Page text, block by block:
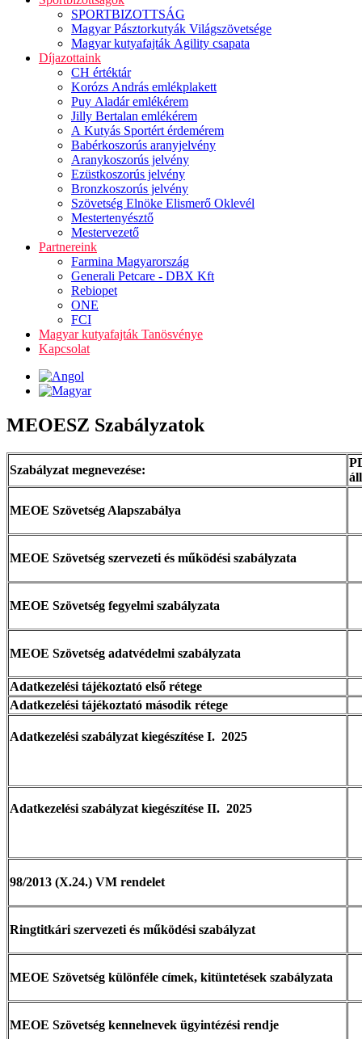
SPORTBIZOTTSÁG
Magyar Pásztorkutyák Világszövetsége
Magyar kutyafajták Agility csapata
Díjazottaink
CH értéktár
Korózs András emlékplakett
Puy Aladár emlékérem
Jilly Bertalan emlékérem
A Kutyás Sportért érdemérem
Babérkoszorús aranyjelvény
Aranykoszorús jelvény
Ezüstkoszorús jelvény
Bronzkoszorús jelvény
Szövetség Elnöke Elismerő Oklevél
Mestertenyésztő
Mestervezető
Partnereink
Farmina Magyarország
Generali Petcare - DBX Kft
Rebiopet
ONE
FCI
Magyar kutyafajták Tanösvénye
Kapcsolat
MEOESZ Szabályzatok
Szabályzat megnevezése:
MEOE Szövetség Alapszabálya
MEOE Szövetség szervezeti és működési szabályzata
MEOE Szövetség fegyelmi szabályzata
MEOE Szövetség adatvédelmi szabályzata
Adatkezelési tájékoztató első rétege
Adatkezelési tájékoztató második rétege
Adatkezelési szabályzat kiegészítése I. 2025
Adatkezelési szabályzat kiegészítése II. 2025
98/2013 (X.24.) VM rendelet
Ringtitkári szervezeti és működési szabályzat
MEOE Szövetség különféle címek, kitüntetések szabályzata
MEOE Szövetség kennelnevek ügyintézési rendje